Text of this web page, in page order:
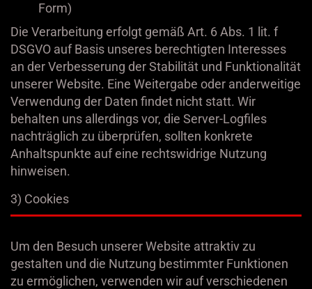
Form)
Die Verarbeitung erfolgt gemäß Art. 6 Abs. 1 lit. f
DSGVO auf Basis unseres berechtigten Interesses
an der Verbesserung der Stabilität und Funktionalität
unserer Website. Eine Weitergabe oder anderweitige
Verwendung der Daten findet nicht statt. Wir
behalten uns allerdings vor, die Server-Logfiles
nachträglich zu überprüfen, sollten konkrete
Anhaltspunkte auf eine rechtswidrige Nutzung
hinweisen.
3) Cookies
Um den Besuch unserer Website attraktiv zu
gestalten und die Nutzung bestimmter Funktionen
zu ermöglichen, verwenden wir auf verschiedenen